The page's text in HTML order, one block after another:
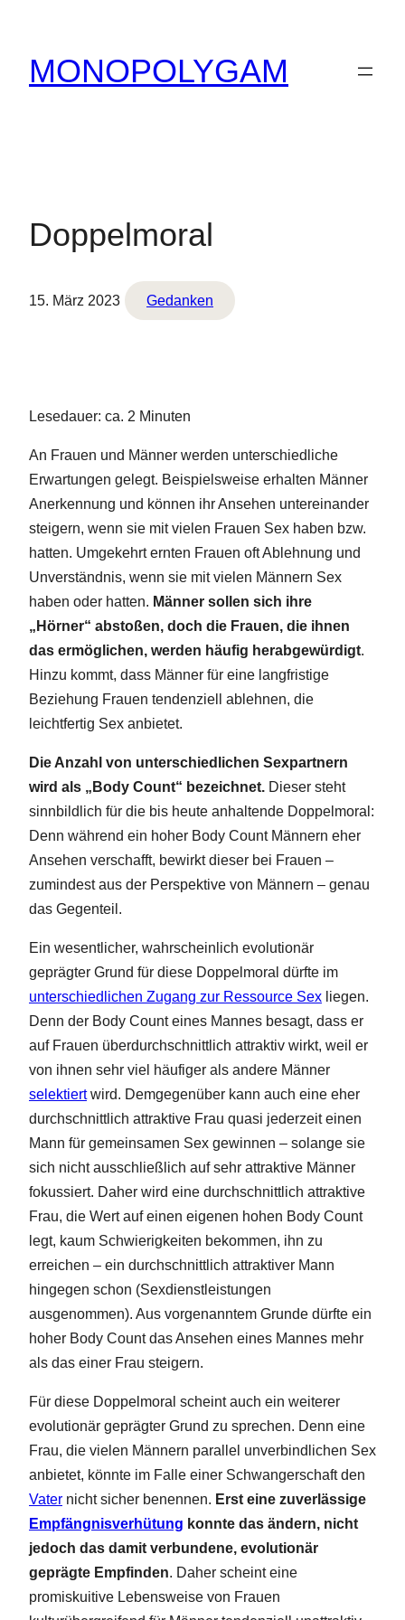
springen
MONOPOLYGAM
Doppelmoral
15. März 2023 Gedanken
Lesedauer: ca. 2 Minuten
An Frauen und Männer werden unterschiedliche
Erwartungen gelegt. Beispielsweise erhalten Männer
Anerkennung und können ihr Ansehen untereinander
steigern, wenn sie mit vielen Frauen Sex haben bzw.
hatten. Umgekehrt ernten Frauen oft Ablehnung und
Unverständnis, wenn sie mit vielen Männern Sex
haben oder hatten. Männer sollen sich ihre
„Hörner“ abstoßen, doch die Frauen, die ihnen
das ermöglichen, werden häufig herabgewürdigt.
Hinzu kommt, dass Männer für eine langfristige
Beziehung Frauen tendenziell ablehnen, die
leichtfertig Sex anbietet.
Die Anzahl von unterschiedlichen Sexpartnern
wird als „Body Count“ bezeichnet. Dieser steht
sinnbildlich für die bis heute anhaltende Doppelmoral:
Denn während ein hoher Body Count Männern eher
Ansehen verschafft, bewirkt dieser bei Frauen –
zumindest aus der Perspektive von Männern – genau
das Gegenteil.
Ein wesentlicher, wahrscheinlich evolutionär
geprägter Grund für diese Doppelmoral dürfte im
unterschiedlichen Zugang zur Ressource Sex liegen.
Denn der Body Count eines Mannes besagt, dass er
auf Frauen überdurchschnittlich attraktiv wirkt, weil er
von ihnen sehr viel häufiger als andere Männer
selektiertwird. Demgegenüber kann auch eine eher
durchschnittlich attraktive Frau quasi jederzeit einen
Mann für gemeinsamen Sex gewinnen – solange sie
sich nicht ausschließlich auf sehr attraktive Männer
fokussiert. Daher wird eine durchschnittlich attraktive
Frau, die Wert auf einen eigenen hohen Body Count
legt, kaum Schwierigkeiten bekommen, ihn zu
erreichen – ein durchschnittlich attraktiver Mann
hingegen schon (Sexdienstleistungen
ausgenommen). Aus vorgenanntem Grunde dürfte ein
hoher Body Count das Ansehen eines Mannes mehr
als das einer Frau steigern.
Für diese Doppelmoral scheint auch ein weiterer
evolutionär geprägter Grund zu sprechen. Denn eine
Frau, die vielen Männern parallel unverbindlichen Sex
anbietet, könnte im Falle einer Schwangerschaft den
Vater nicht sicher benennen. Erst eine zuverlässige
Empfängnisverhütung konnte das ändern, nicht
jedoch das damit verbundene, evolutionär
geprägte Empfinden. Daher scheint eine
promiskuitive Lebensweise von Frauen